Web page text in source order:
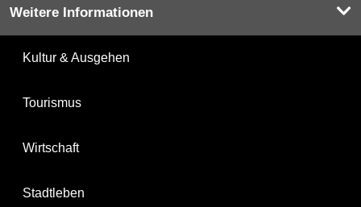
Weitere Informationen
Kultur & Ausgehen
Tourismus
Wirtschaft
Stadtleben